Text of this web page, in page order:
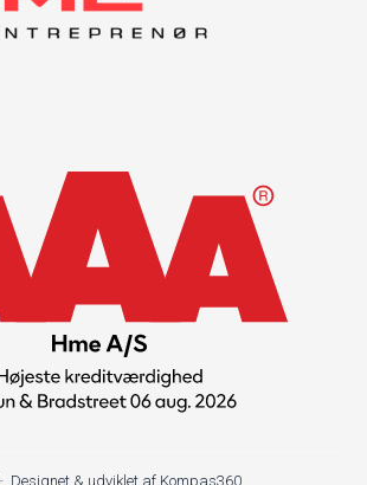
Designet & udviklet af Kompas360